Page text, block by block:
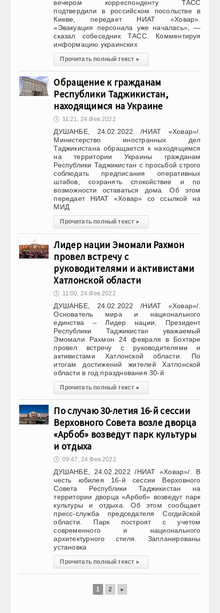
вечером корреспонденту ТАСС
подтвердили в российском посольстве в
Киеве, передает НИАТ «Ховар».
«Эвакуация персонала уже началась», —
сказал собеседник ТАСС. Комментируя
информацию украинских
Прочитать полный текст ▸
Обращение к гражданам
Республики Таджикистан,
находящимся на Украине
🕔 11:21, 24.Фев 2022
ДУШАНБЕ, 24.02.2022 /НИАТ «Ховар»/.
Министерство иностранных дел
Таджикистана обращается к находящимся
на территории Украины гражданам
Республики Таджикистан с просьбой строго
соблюдать предписания оперативных
штабов, сохранять спокойствие и по
возможности оставаться дома. Об этом
передает НИАТ «Ховар» со ссылкой на
МИД
Прочитать полный текст ▸
Лидер нации Эмомали Рахмон
провел встречу с
руководителями и активистами
Хатлонской области
🕔 11:00, 24.Фев 2022
ДУШАНБЕ, 24.02.2022 /НИАТ «Ховар»/.
Основатель мира и национального
единства – Лидер нации, Президент
Республики Таджикистан уважаемый
Эмомали Рахмон 24 февраля в Бохтаре
провел встречу с руководителями и
активистами Хатлонской области. По
итогам достижений жителей Хатлонской
области в год празднования 30-й
Прочитать полный текст ▸
По случаю 30-летия 16-й сессии
Верховного Совета возле дворца
«Арбоб» возведут парк культуры
и отдыха
🕔 09:47, 24.Фев 2022
ДУШАНБЕ, 24.02.2022 /НИАТ «Ховар»/. В
честь юбилея 16-й сессии Верховного
Совета Республики Таджикистан на
территории дворца «Арбоб» возведут парк
культуры и отдыха. Об этом сообщает
пресс-служба председателя Согдийской
области. Парк построят с учетом
современного и национального
архитектурного стиля. Запланированы
установка
Прочитать полный текст ▸
1 2 ▸